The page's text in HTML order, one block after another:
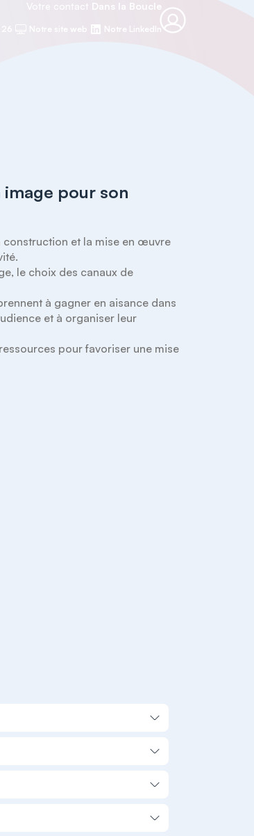
Votre contact Dans la Boucle
Notre site web Notre LinkedIn
pour son
construction et la mise en œuvre
le choix des canaux de
à gagner en aisance dans
et à organiser leur
pour favoriser une mise